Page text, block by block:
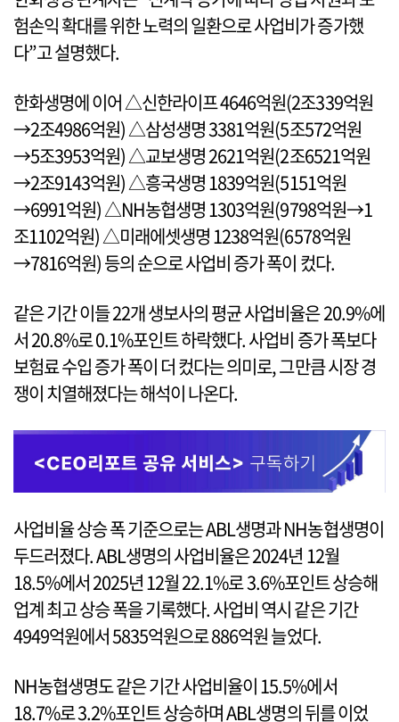
험손익 확대를 위한 노력의 일환으로 사업비가 증가했
다”고 설명했다.
한화생명에 이어 △신한라이프 4646억원(2조339억원
→2조4986억원) △삼성생명 3381억원(5조572억원
→5조3953억원) △교보생명 2621억원(2조6521억원
→2조9143억원) △흥국생명 1839억원(5151억원
→6991억원) △NH농협생명 1303억원(9798억원→1
조1102억원) △미래에셋생명 1238억원(6578억원
→7816억원) 등의 순으로 사업비 증가 폭이 컸다.
같은 기간 이들 22개 생보사의 평균 사업비율은 20.9%에
서 20.8%로 0.1%포인트 하락했다. 사업비 증가 폭보다
보험료 수입 증가 폭이 더 컸다는 의미로, 그만큼 시장 경
쟁이 치열해졌다는 해석이 나온다.
사업비율 상승 폭 기준으로는 ABL생명과 NH농협생명이
두드러졌다. ABL생명의 사업비율은 2024년 12월
18.5%에서 2025년 12월 22.1%로 3.6%포인트 상승해
업계 최고 상승 폭을 기록했다. 사업비 역시 같은 기간
4949억원에서 5835억원으로 886억원 늘었다.
NH농협생명도 같은 기간 사업비율이 15.5%에서
18.7%로 3.2%포인트 상승하며 ABL생명의 뒤를 이었